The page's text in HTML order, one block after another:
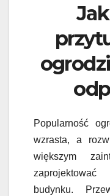
Popularność
wzrasta, a
większym
budynku.